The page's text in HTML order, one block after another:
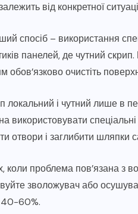
від конкретної
спосіб – використання
панелей, де чутний
обов’язково очистіть
локальний і чутний лише в
використовувати
отвори і заглибити шляпки
коли проблема пов’язана з
зволожувач або
40-60%.